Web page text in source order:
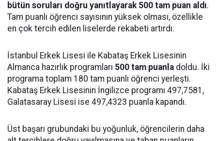
bütün soruları doğru yanıtlayarak 500 tam puan aldı.
Tam puanlı öğrenci sayısının yüksek olması, özellikle
en çok tercih edilen liselerde rekabeti artırdı.
İstanbul Erkek Lisesi ile Kabataş Erkek Lisesinin
Almanca hazırlık programları 500 tam puanla doldu. İki
programa toplam 180 tam puanlı öğrenci yerleşti.
Kabataş Erkek Lisesinin İngilizce programı 497,7581,
Galatasaray Lisesi ise 497,4323 puanla kapandı.
Üst başarı grubundaki bu yoğunluk, öğrencilerin daha